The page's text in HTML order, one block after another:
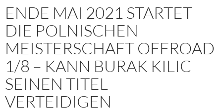
ENDE MAI 2021 STARTET
DIE POLNISCHEN
MEISTERSCHAFT OFFROAD
1/8 – KANN BURAK KILIC
SEINEN TITEL
VERTEIDIGEN